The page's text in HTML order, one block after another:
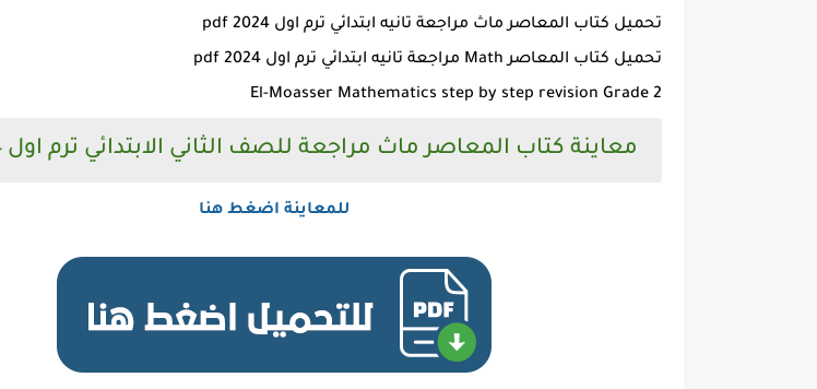
تحميل كتاب المعاصر ماث مراجعة تانيه ابتدائي ترم اول 2024 pdf
تحميل كتاب المعاصر Math مراجعة تانيه ابتدائي ترم اول 2024 pdf
El-Moasser Mathematics step by step revision Grade 2
معاينة كتاب المعاصر ماث مراجعة للصف الثاني الابتدائي ترم اول 2024 pdf
للمعاينة اضغط هنا